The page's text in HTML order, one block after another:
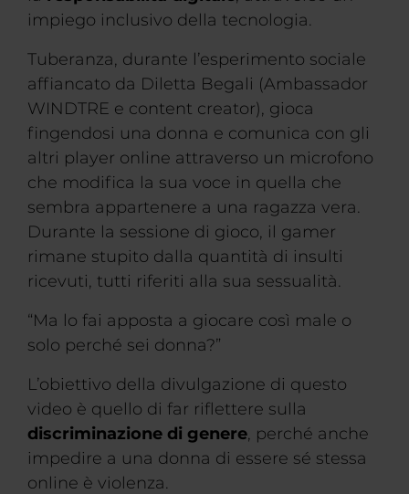
impiego inclusivo della tecnologia.
Tuberanza, durante l’esperimento sociale
affiancato da Diletta Begali (Ambassador
WINDTRE e content creator), gioca
fingendosi una donna e comunica con gli
altri player online attraverso un microfono
che modifica la sua voce in quella che
sembra appartenere a una ragazza vera.
Durante la sessione di gioco, il gamer
rimane stupito dalla quantità di insulti
ricevuti, tutti riferiti alla sua sessualità.
“Ma lo fai apposta a giocare così male o
solo perché sei donna?”
L’obiettivo della divulgazione di questo
video è quello di far riflettere sulla
discriminazione di genere, perché anche
impedire a una donna di essere sé stessa
online è violenza.